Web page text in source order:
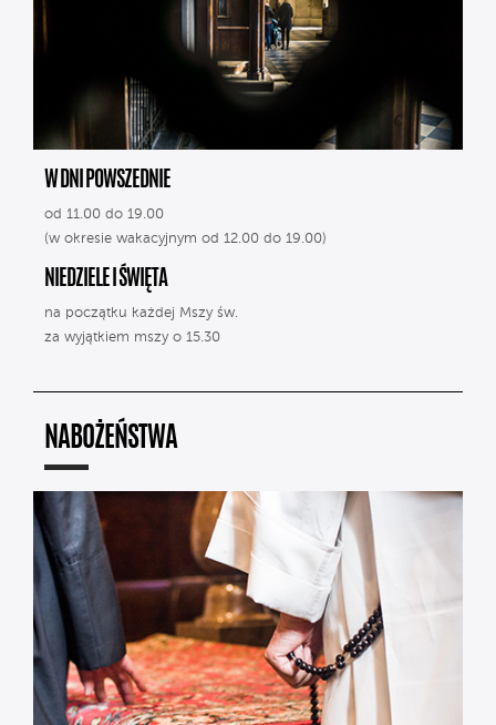
W DNI POWSZEDNIE
od 11.00 do 19.00
(w okresie wakacyjnym od 12.00 do 19.00)
NIEDZIELE I ŚWIĘTA
na początku każdej Mszy św.
za wyjątkiem mszy o 15.30
NABOŻEŃSTWA